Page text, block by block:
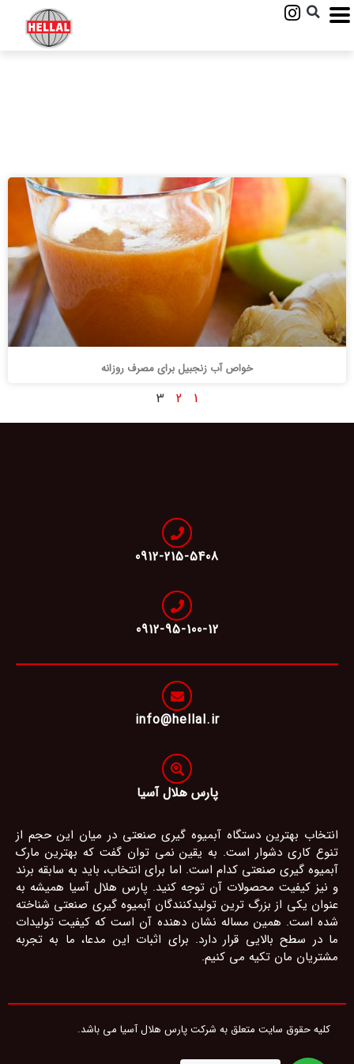
خواص آب زنجبیل برای مصرف روزانه
1
2
3
پارس هلال آسیا
انتخاب بهترین دستگاه آبمیوه گیری صنعتی در میان این حجم از
تنوع کاری دشوار است. به یقین نمی توان گفت که بهترین مارک
آبمیوه گیری صنعتی کدام است. اما برای انتخاب، باید به سابقه برند
و نیز کیفیت محصولات آن توجه کنید. پارس هلال آسیا همیشه به
عنوان یکی از بزرگ ترین تولیدکنندگان آبمیوه گیری صنعتی شناخته
شده است. همین مساله نشان دهنده آن است که کیفیت تولیدات
ما در سطح بالایی قرار دارد. برای اثبات این مدعا، ما به تجربه
مشتریان مان تکیه می کنیم.
0912-215-5408
0912-95-100-12
info@hellal.ir
کلیه حقوق سایت متعلق به شرکت پارس هلال آسیا می باشد.